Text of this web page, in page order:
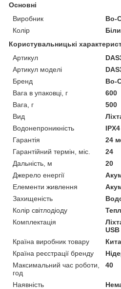
Основні
Виробник
Bo-
Колір
Користувальницькі
Артикул
Артикул моделі
Бренд
Bo-
Вага в упаковці, г
600
Вага, г
500
Вид
Водонепроникність
IPX4
Гарантія
24
Гарантійний термін, міс.
24
Дальність, м
20
Джерело енергії
Елементи живлення
Захищеність
Колір світлодіоду
Комплектація
Країна виробник товару
Країна реєстрації бренду
Максимальний час роботи,
год
40
Наявність